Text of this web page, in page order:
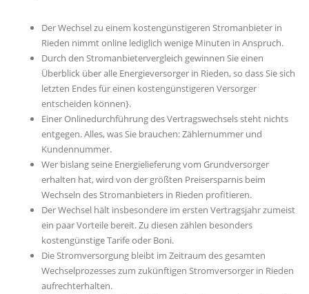
Der Wechsel zu einem kostengünstigeren Stromanbieter in
Rieden nimmt online lediglich wenige Minuten in Anspruch.
Durch den Stromanbietervergleich gewinnen Sie einen
Überblick über alle Energieversorger in Rieden, so dass Sie sich
letzten Endes für einen kostengünstigeren Versorger
entscheiden können}.
Einer Onlinedurchführung des Vertragswechsels steht nichts
entgegen. Alles, was Sie brauchen: Zählernummer und
Kundennummer.
Wer bislang seine Energielieferung vom Grundversorger
erhalten hat, wird von der größten Preisersparnis beim
Wechseln des Stromanbieters in Rieden profitieren.
Der Wechsel hält insbesondere im ersten Vertragsjahr zumeist
ein paar Vorteile bereit. Zu diesen zählen besonders
kostengünstige Tarife oder Boni.
Die Stromversorgung bleibt im Zeitraum des gesamten
Wechselprozesses zum zukünftigen Stromversorger in Rieden
aufrechterhalten.